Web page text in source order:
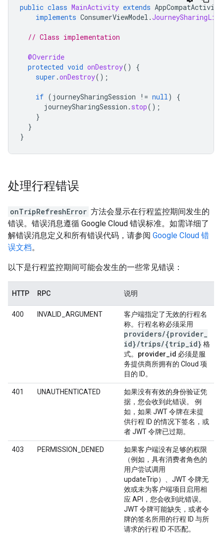
public class MainActivity extends AppCompatActivity
implements ConsumerViewModel .
// Class implementation
@Override
protected void onDestroy()
{
super .onDestroy();
if ( journeySharingSession != null)
{
journeySharingSession . stop();
}
}
}
处理行程错误
onTripRefreshError 方法会显示在行程监控期间发生的
错误。错误消息遵循 Google Cloud 错误标准。如需详细了
解错误消息定义和所有错误代码，请参阅 Google Cloud 错
误文档。
以下是行程监控期间可能会发生的一些常见错误：
HTTP RPC 说明
400 INVALID_ARGUMENT
客户端指定了无效的行程名
称。行程名称必须采用
providers/{provider
id}/trips/{trip id} 格
式。 provider_id 必须是服
务提供商所拥有的 Cloud 项
目的 ID。
401 UNAUTHENTICATED
如果没有有效的身份验证凭
据，您会收到此错误。 例
如，如果 JWT 令牌在未提
供行程 ID 的情况下签名，或
者 JWT 令牌已过期。
403 PERMISSION_DENIED
如果客户端没有足够的权限
（例如，具有消费者角色的
用户尝试调用
updateTrip）、JWT 令牌无
效或未为客户端项目启用相
应 API，您会收到此错误。
JWT 令牌可能缺失，或者令
牌的签名所用的行程 ID 与所
请求的行程 ID 不匹配。